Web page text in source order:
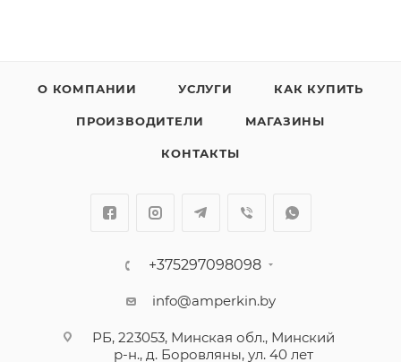
О КОМПАНИИ УСЛУГИ КАК КУПИТЬ
ПРОИЗВОДИТЕЛИ МАГАЗИНЫ
КОНТАКТЫ
+375297098098
info@amperkin.by
РБ, 223053, Минская обл., Минский
р-н., д. Боровляны, ул. 40 лет